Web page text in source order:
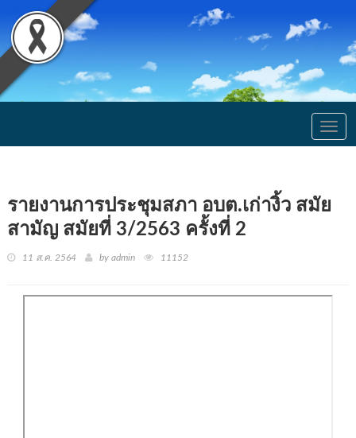
รายงานการประชุมสภา อบต.เก่างิ้ว สมัย
สามัญ สมัยที่ 3/2563 ครั้งที่ 2
11 ส.ค. 2564 by admin 11152